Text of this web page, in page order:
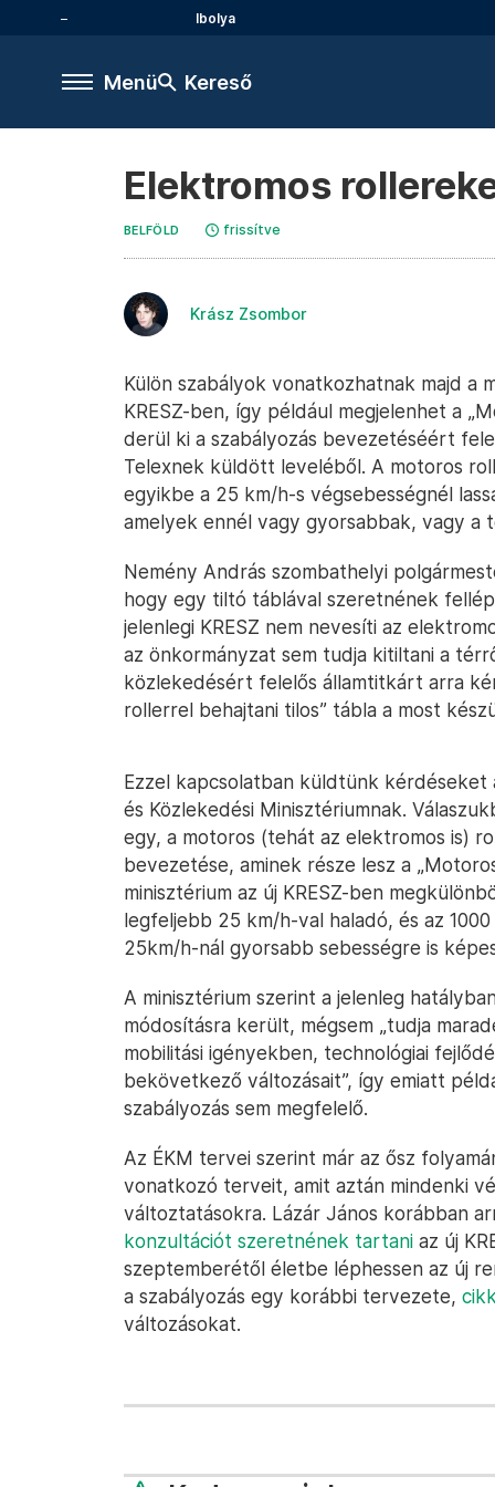
Ibolya
Menü Kereső
Elektromos
BELFÖLD frissítve
Krász Zsombor
Külön szabályok vonatkozhatnak majd a
KRESZ-ben, így például megjelenhet a
derül ki a szabályozás bevezetéséért
Telexnek küldött leveléből. A motoros
egyikbe a 25 km/h-s végsebességnél
amelyek ennél vagy gyorsabbak, vagy a
Nemény András szombathelyi
hogy egy tiltó táblával szeretnének
jelenlegi KRESZ nem nevesíti az
az önkormányzat sem tudja kitiltani a
közlekedésért felelős államtitkárt arra
rollerrel behajtani tilos” tábla a most
Ezzel kapcsolatban küldtünk kérdéseket
és Közlekedési Minisztériumnak.
egy, a motoros (tehát az elektromos is)
bevezetése, aminek része lesz a
minisztérium az új KRESZ-ben
legfeljebb 25 km/h-val haladó, és az
25km/h-nál gyorsabb sebességre is
A minisztérium szerint a jelenleg
módosításra került, mégsem „tudja
mobilitási igényekben, technológiai
bekövetkező változásait”, így emiatt
szabályozás sem megfelelő.
Az ÉKM tervei szerint már az ősz
vonatkozó terveit, amit aztán mindenki
változtatásokra. Lázár János korábban
konzultációt szeretnének tartani az új
szeptemberétől életbe léphessen az új
a szabályozás egy korábbi tervezete,
változásokat.